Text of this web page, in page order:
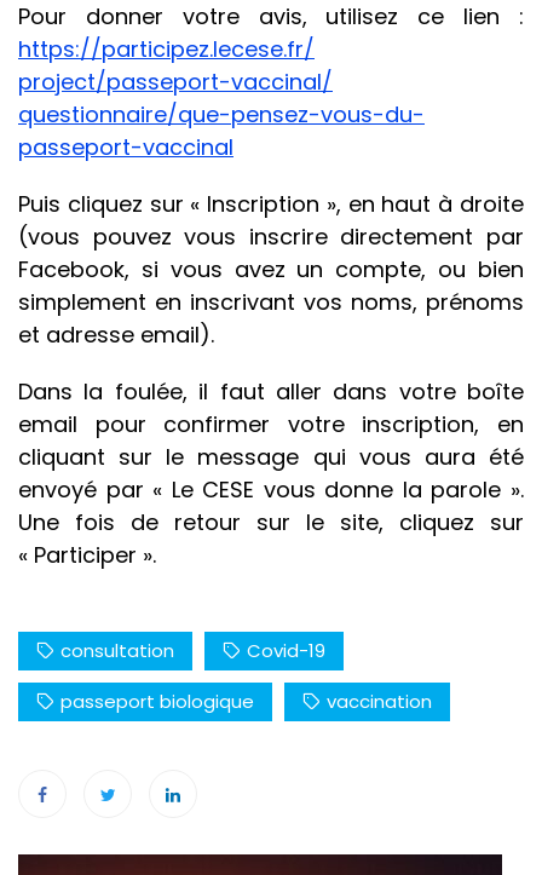
Pour donner votre avis, utilisez ce lien :
https://participez.lecese.fr/
project/passeport-vaccinal/
questionnaire/que-pensez-vous-du-
passeport-vaccinal
Puis cliquez sur « Inscription », en haut à droite
(vous pouvez vous inscrire directement par
Facebook, si vous avez un compte, ou bien
simplement en inscrivant vos noms, prénoms
et adresse email).
Dans la foulée, il faut aller dans votre boîte
email pour confirmer votre inscription, en
cliquant sur le message qui vous aura été
envoyé par « Le CESE vous donne la parole ».
Une fois de retour sur le site, cliquez sur
« Participer ».
consultation
Covid-19
passeport biologique
vaccination